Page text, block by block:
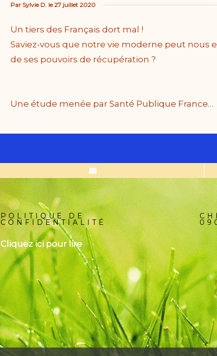
Par Sylvie D. le27 juillet 2020
Un tiers des Français dort mal !
Saviez-vous que notre vie moderne peut
de ses pouvoirs de récupération ?
Une étude menée par Santé Publique France…
POLITIQUE DE
CONFIDENTIALITÉ
Cliquez ici pour lire